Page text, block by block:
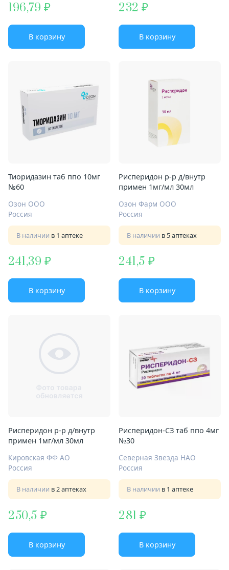
196,79
В корзину
232
В корзину
Тиоридазин таб ппо 10мг
№60
Озон ООО
Россия
В наличии в 1 аптеке
241,39
В корзину
Рисперидон р-р д/внутр
примен 1мг/мл 30мл
Озон Фарм ООО
Россия
В наличии в 5 аптеках
241,5
В корзину
Рисперидон р-р д/внутр
примен 1мг/мл 30мл
Кировская ФФ АО
Россия
В наличии в 2 аптеках
250,5
В корзину
Рисперидон-СЗ таб ппо 4мг
№30
Северная Звезда НАО
Россия
В наличии в 1 аптеке
281
В корзину